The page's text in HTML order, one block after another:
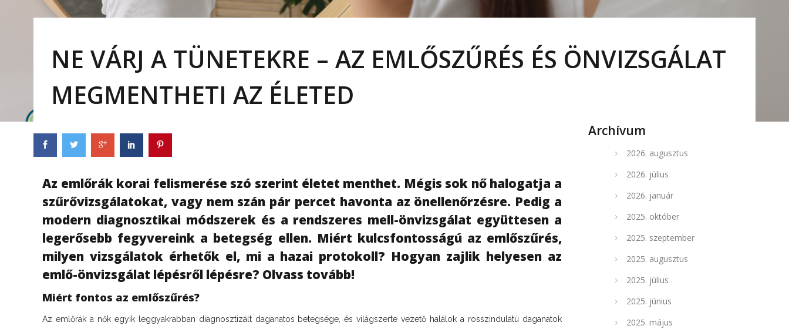
NE VÁRJ A TÜNETEKRE – AZ EMLŐSZŰRÉS ÉS ÖNVIZSGÁLAT
MEGMENTHETI AZ ÉLETED
Az emlőrák korai felismerése szó szerint életet menthet. Mégis sok nő halogatja a
szűrővizsgálatokat, vagy nem szán pár percet havonta az önellenőrzésre. Pedig a
modern diagnosztikai módszerek és a rendszeres mell-önvizsgálat együttesen a
legerősebb fegyvereink a betegség ellen. Miért kulcsfontosságú az emlőszűrés,
milyen vizsgálatok érhetők el, mi a hazai protokoll? Hogyan zajlik helyesen az
emlő-önvizsgálat lépésről lépésre? Olvass tovább!
Miért fontos az emlőszűrés?
Az emlőrák a nők egyik leggyakrabban diagnosztizált daganatos betegsége, és világszerte vezető halálok a rosszindulatú daganatok
Archívum
2026. augusztus
2026. július
2026. január
2025. október
2025. szeptember
2025. augusztus
2025. július
2025. június
2025. május